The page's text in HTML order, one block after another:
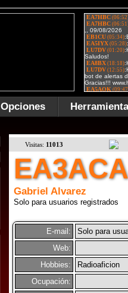
Opciones
Visitas: 11013
EA3ACA
Gabriel Alvarez
Solo para usuarios registrados
E-mail:
Solo para
Web:
Hobbies:
Radioaficion
Ocupación: